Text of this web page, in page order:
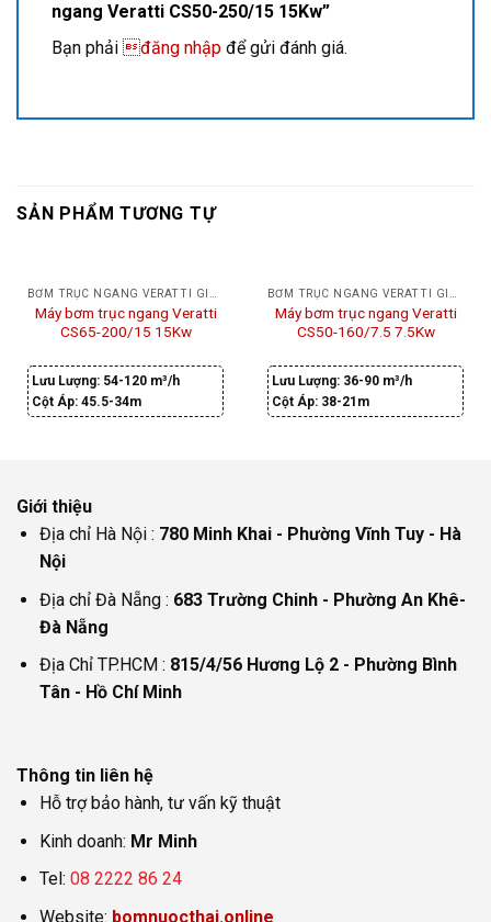
ngang Veratti CS50-250/15 15Kw”
Bạn phải đăng nhập để gửi đánh giá.
SẢN PHẨM TƯƠNG TỰ
BƠM TRỤC NGANG VERATTI GIÁ RẺ
Máy bơm trục ngang Veratti
CS65-200/15 15Kw
Lưu Lượng: 54-120 m³/h
Cột Áp:45.5-34m
BƠM TRỤC NGANG VERATTI GIÁ RẺ
Máy bơm trục ngang Veratti
CS50-160/7.5 7.5Kw
Lưu Lượng: 36-90 m³/h
Cột Áp: 38-21m
Giới thiệu
Địa chỉ Hà Nội : 780 Minh Khai - Phường Vĩnh Tuy - Hà
Nội
Địa chỉ Đà Nẵng : 683 Trường Chinh - Phường An Khê-
Đà Nẵng
Địa Chỉ TP.HCM : 815/4/56 Hương Lộ 2 - Phường Bình
Tân - Hồ Chí Minh
Thông tin liên hệ
Hỗ trợ bảo hành, tư vấn kỹ thuật
Kinh doanh: Mr Minh
Tel: 08 2222 86 24
Website: bomnuocthai.online